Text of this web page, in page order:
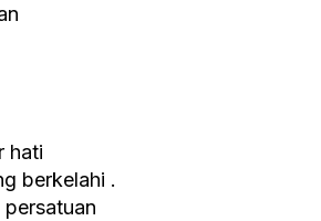
hati
berkelahi .